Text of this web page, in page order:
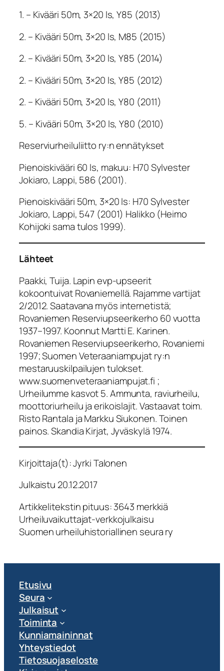
1. – Kivääri 50m, 3×20 ls, Y85 (2013)
2. – Kivääri 50m, 3×20 ls, M85 (2015)
2. – Kivääri 50m, 3×20 ls, Y85 (2014)
2. – Kivääri 50m, 3×20 ls, Y85 (2012)
2. – Kivääri 50m, 3×20 ls, Y80 (2011)
5. – Kivääri 50m, 3×20 ls, Y80 (2010)
Reserviurheiluliitto ry:n ennätykset
Pienoiskivääri 60 ls, makuu: H70 Sylvester
Jokiaro, Lappi, 586 (2001).
Pienoiskivääri 50m, 3×20 ls: H70 Sylvester
Jokiaro, Lappi, 547 (2001) Halikko (Heimo
Kohijoki sama tulos 1999).
Lähteet
Paakki, Tuija. Lapin evp-upseerit
kokoontuivat Rovaniemellä. Rajamme vartijat
2/2012. Saatavana myös internetistä;
Rovaniemen Reserviupseerikerho 60 vuotta
1937–1997. Koonnut Martti E. Karinen.
Rovaniemen Reserviupseerikerho, Rovaniemi
1997; Suomen Veteraaniampujat ry:n
mestaruuskilpailujen tulokset.
www.suomenveteraaniampujat.fi ;
Urheilumme kasvot 5. Ammunta, raviurheilu,
moottoriurheilu ja erikoislajit. Vastaavat toim.
Risto Rantala ja Markku Siukonen. Toinen
painos. Skandia Kirjat, Jyväskylä 1974.
Kirjoittaja(t): Jyrki Talonen
Julkaistu 20.12.2017
Artikkelitekstin pituus: 3643 merkkiä
Urheiluvaikuttajat-verkkojulkaisu
Suomen urheiluhistoriallinen seura ry
Etusivu
Seura
Julkaisut
Toiminta
Kunniamaininnat
Yhteystiedot
Tietosuojaseloste